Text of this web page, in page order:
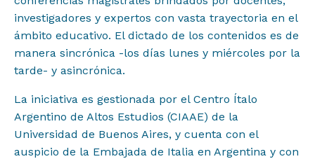
investigadores y expertos con vasta trayectoria en el
ámbito educativo. El dictado de los contenidos es de
manera sincrónica -los días lunes y miércoles por la
tarde- y asincrónica.
La iniciativa es gestionada por el Centro Ítalo
Argentino de Altos Estudios (CIAAE) de la
Universidad de Buenos Aires, y cuenta con el
auspicio de la Embajada de Italia en Argentina y con